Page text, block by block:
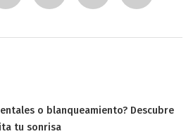
o blanqueamiento? Descubre
tu sonrisa